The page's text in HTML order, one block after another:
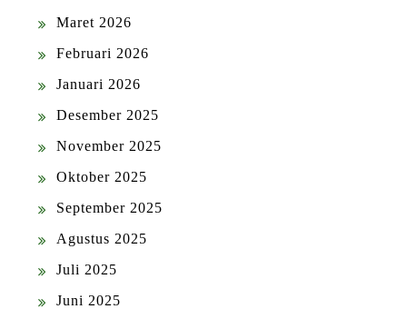
Maret 2026
Februari 2026
Januari 2026
Desember 2025
November 2025
Oktober 2025
September 2025
Agustus 2025
Juli 2025
Juni 2025